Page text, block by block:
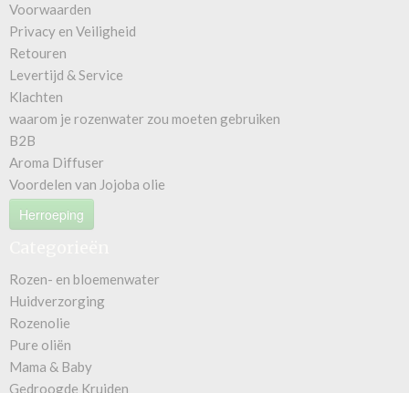
Voorwaarden
Privacy en Veiligheid
Retouren
Levertijd & Service
Klachten
waarom je rozenwater zou moeten gebruiken
B2B
Aroma Diffuser
Voordelen van Jojoba olie
Herroeping
Rozen- en bloemenwater
Huidverzorging
Rozenolie
Pure oliën
Mama & Baby
Gedroogde Kruiden